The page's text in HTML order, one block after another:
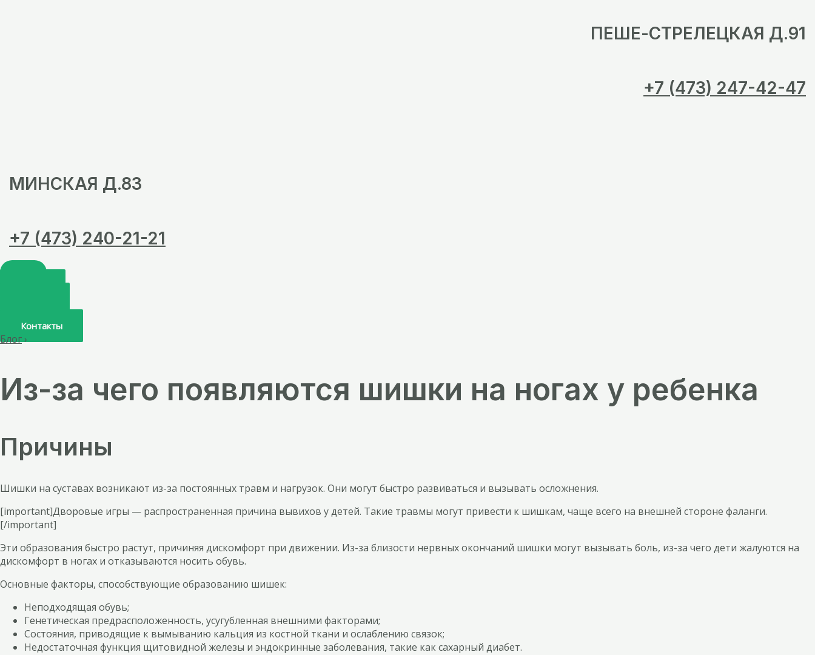
ПЕШЕ-СТРЕЛЕЦКАЯ Д.91
+7 (473) 247-42-47
МИНСКАЯ Д.83
+7 (473) 240-21-21
Контакты
Блог›
Из-за чего появляются шишки на ногах у ребенка
Причины
Шишки на суставах возникают из-за постоянных травм и нагрузок. Они могут быстро развиваться и вызывать осложнения.
[important]Дворовые игры — распространенная причина вывихов у детей. Такие травмы могут привести к шишкам, чаще всего на внешней стороне фаланги.
[/important]
Эти образования быстро растут, причиняя дискомфорт при движении. Из-за близости нервных окончаний шишки могут вызывать боль, из-за чего дети жалуются на
дискомфорт в ногах и отказываются носить обувь.
Основные факторы, способствующие образованию шишек:
Неподходящая обувь;
Генетическая предрасположенность, усугубленная внешними факторами;
Состояния, приводящие к вымыванию кальция из костной ткани и ослаблению связок;
Недостаточная функция щитовидной железы и эндокринные заболевания, такие как сахарный диабет.